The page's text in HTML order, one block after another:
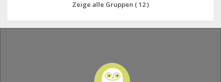
Zeige alle Gruppen ( 12 )